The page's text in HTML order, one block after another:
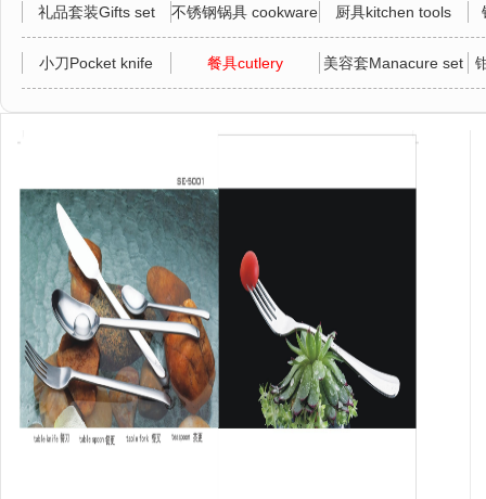
礼品套装Gifts set 不锈钢锅具 cookware 厨具kitchen tools
小刀Pocket knife 餐具cutlery 美容套Manacure set